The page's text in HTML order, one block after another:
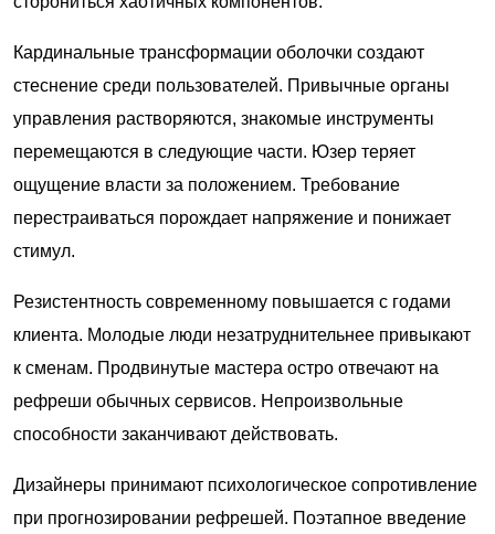
Кардинальные трансформации оболочки создают
стеснение среди пользователей. Привычные органы
управления растворяются, знакомые инструменты
перемещаются в следующие части. Юзер теряет
ощущение власти за положением. Требование
перестраиваться порождает напряжение и понижает
стимул.
Резистентность современному повышается с годами
клиента. Молодые люди незатруднительнее привыкают
к сменам. Продвинутые мастера остро отвечают на
рефреши обычных сервисов. Непроизвольные
способности заканчивают действовать.
Дизайнеры принимают психологическое сопротивление
при прогнозировании рефрешей. Поэтапное введение